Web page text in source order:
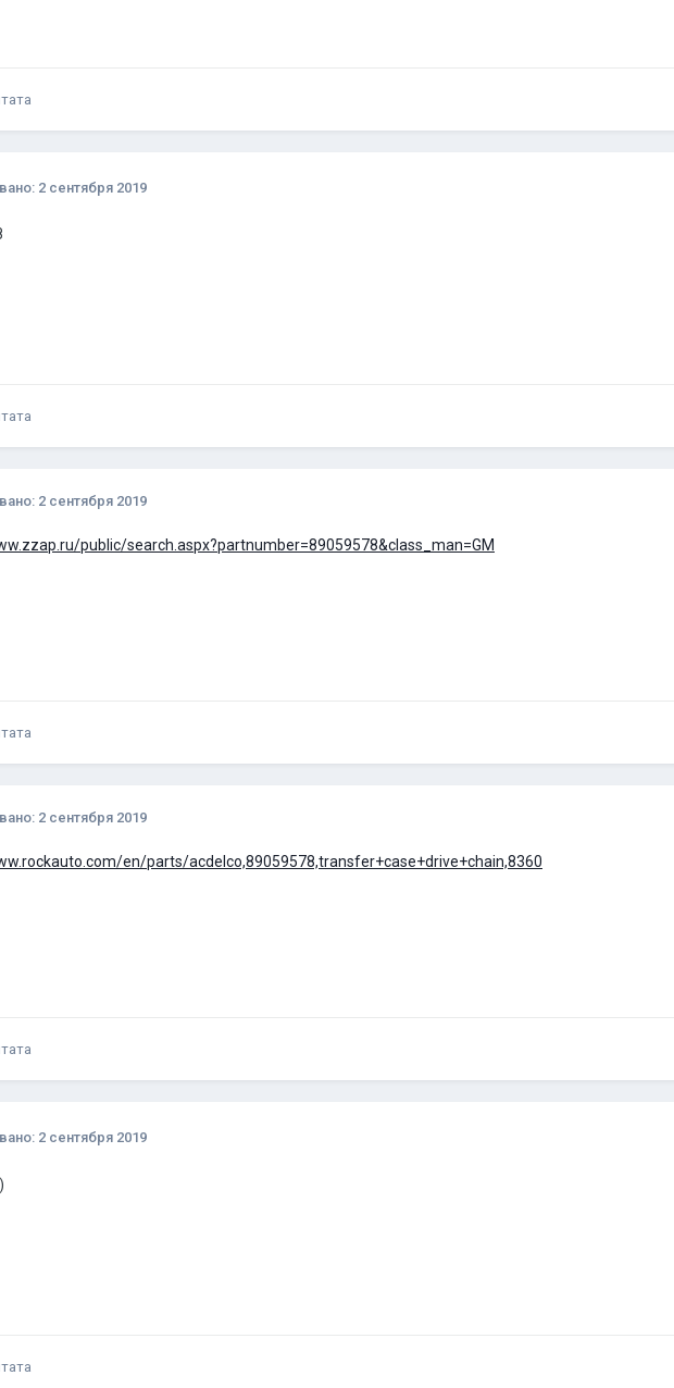
2 сентября 2019
2 сентября 2019
public/search.aspx?partnumber=89059578&class_man=GM
2 сентября 2019
en/parts/acdelco,89059578,transfer+case+drive+chain,8360
2 сентября 2019